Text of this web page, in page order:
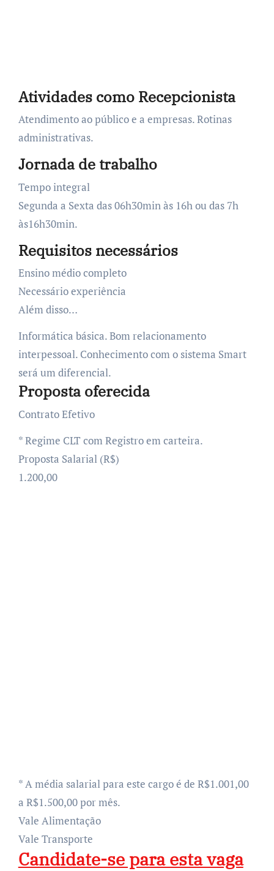
Atividades como Recepcionista
Atendimento ao público e a empresas. Rotinas
administrativas.
Jornada de trabalho
Tempo integral
Segunda a Sexta das 06h30min às 16h ou das 7h
às16h30min.
Requisitos necessários
Ensino médio completo
Necessário experiência
Além disso…
Informática básica. Bom relacionamento
interpessoal. Conhecimento com o sistema Smart
será um diferencial.
Proposta oferecida
Contrato Efetivo
* Regime CLT com Registro em carteira.
Proposta Salarial (R$)
1.200,00
* A média salarial para este cargo é de R$1.001,00
a R$1.500,00 por mês.
Vale Alimentação
Vale Transporte
Candidate-se para esta vaga